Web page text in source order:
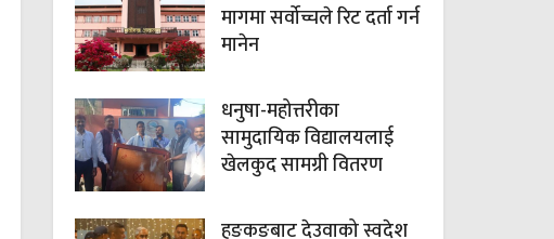
मागमा सर्वोच्चले रिट दर्ता गर्न
मानेन
धनुषा-महोत्तरीका
सामुदायिक विद्यालयलाई
खेलकुद सामग्री वितरण
हङकङबाट देउवाको स्वदेश